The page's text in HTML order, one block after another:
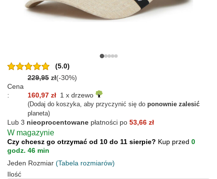
(5.0)
229,95 zł(-30%)
Cena
:
160,97 zł 1 x drzewo
(Dodaj do koszyka, aby przyczynić się do ponownie zalesić
planeta)
Lub 3 nieoprocentowane płatności po 53,66 zł
W magazynie
Czy chcesz go otrzymać od 10 do 11 sierpie? Kup przed 0
godz. 46 min
Jeden Rozmiar (Tabela rozmiarów)
Ilość